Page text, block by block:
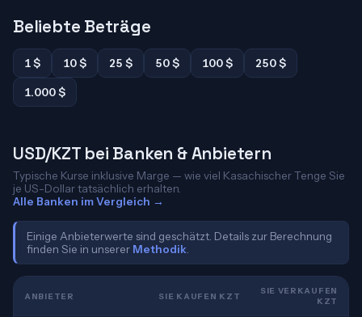
Beliebte Beträge
1 $ 10 $ 25 $ 50 $ 100 $
250 $
1.000 $
USD/KZT bei Banken & Anbietern
Typische Kurse inklusive Marge — wie viel Kasachischer Tenge Sie
je US-Dollar tatsächlich erhalten.
Alle Banken im Vergleich →
Einige Anbieterwerte sind geschätzt. Details zur Berechnung
finden Sie in unserer Methodik
ANBIETER SIE KAUFEN KZT
SIE VERKAUFEN
KZT